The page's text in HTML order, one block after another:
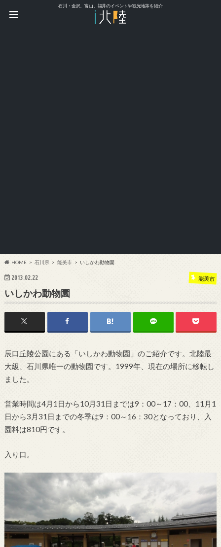
石川・金沢、富山、福井のイベントや観光地等を紹介
HOME 石川県 能美市 いしかわ動物園
2013.02.22 能美市
いしかわ動物園
辰口丘陵公園にある「いしかわ動物園」のご紹介です。北陸最
大級、石川県唯一の動物園です。1999年、現在の場所に移転し
ました。
営業時間は4月1日から10月31日までは9：00～17：00、11月1
日から3月31日までの冬季は9：00～16：30となっており、入
園料は810円です。
入り口。